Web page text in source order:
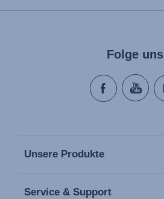
Folge uns
Unsere Produkte
Service & Support